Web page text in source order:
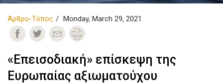
Άρθρο-Τύπος Monday, March 29, 2021
«Επεισοδιακή» επίσκεψη της
Ευρωπαίας αξιωματούχου